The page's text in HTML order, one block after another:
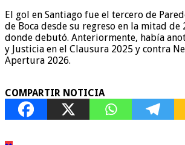
El gol en Santiago fue el tercero de
de Boca desde su regreso en la mitad de
donde debutó. Anteriormente, había
y Justicia en el Clausura 2025 y contra
Apertura 2026.
COMPARTIR NOTICIA